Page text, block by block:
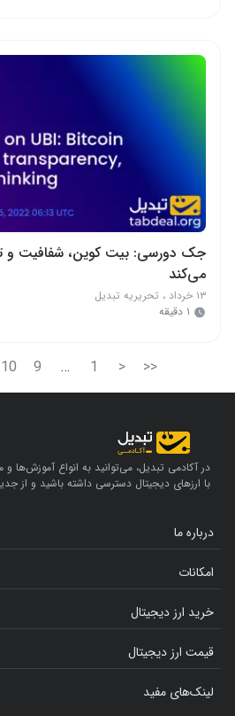
جک دورسی: بیت کوین، شفافیت و
می‌کند
۱۳ خرداد ، تحریریه تبدیل
۱ دقیقه
<<
<
1
…
9
10
در آکادمی تبدیل، می‌توانید به انواع
با ارزهای دیجیتال دسترسی داشته باشید و از
درباره ما
امکانات
خرید ارز دیجیتال
قیمت ارز دیجیتال
لینک‌های مفید